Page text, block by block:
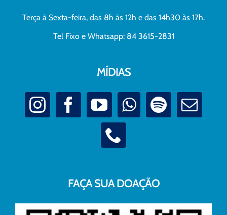
Terça à Sexta-feira, das 8h às 12h e das 14h30 às 17h.
Tel Fixo e Whatsapp: 84 3615-2831
MÍDIAS
FAÇA SUA DOAÇÃO